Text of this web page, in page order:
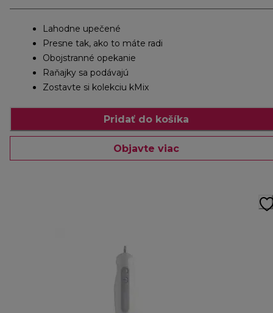
Lahodne upečené
Presne tak, ako to máte radi
Obojstranné opekanie
Raňajky sa podávajú
Zostavte si kolekciu kMix
Pridať do košíka
Objavte viac